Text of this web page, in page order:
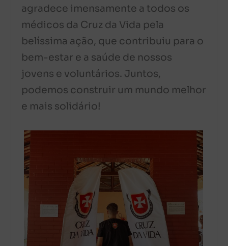
agradece imensamente a todos os
médicos da Cruz da Vida pela
belíssima ação, que contribuiu para o
bem-estar e a saúde de nossos
jovens e voluntários. Juntos,
podemos construir um mundo melhor
e mais solidário!